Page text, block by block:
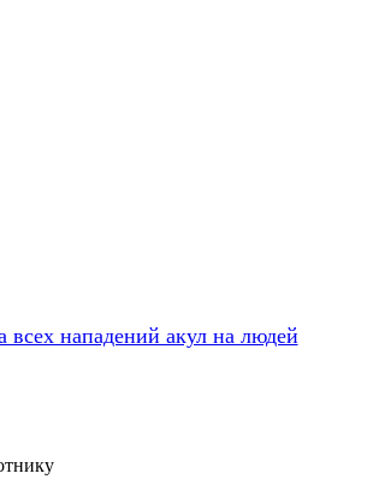
всех нападений акул на людей